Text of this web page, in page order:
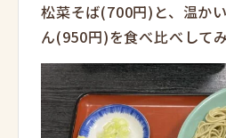
松菜そば(700円)と、温か
ん(950円)を食べ比べして